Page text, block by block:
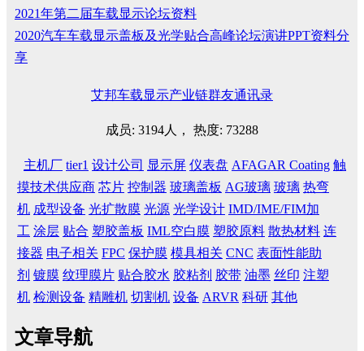
2021年第二届车载显示论坛资料
2020汽车车载显示盖板及光学贴合高峰论坛演讲PPT资料分
享
艾邦车载显示产业链群友通讯录
成员: 3194人， 热度: 73288
主机厂 tier1 设计公司 显示屏 仪表盘 AFAGAR Coating 触
摸技术供应商 芯片 控制器 玻璃盖板 AG玻璃 玻璃 热弯
机 成型设备 光扩散膜 光源 光学设计 IMD/IME/FIM加
工 涂层 贴合 塑胶盖板 IML空白膜 塑胶原料 散热材料 连
接器 电子相关 FPC 保护膜 模具相关 CNC 表面性能助
剂 镀膜 纹理膜片 贴合胶水 胶粘剂 胶带 油墨 丝印 注塑
机 检测设备 精雕机 切割机 设备 ARVR 科研 其他
文章导航